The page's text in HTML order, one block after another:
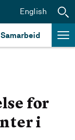
Samarbeid
English
for
i